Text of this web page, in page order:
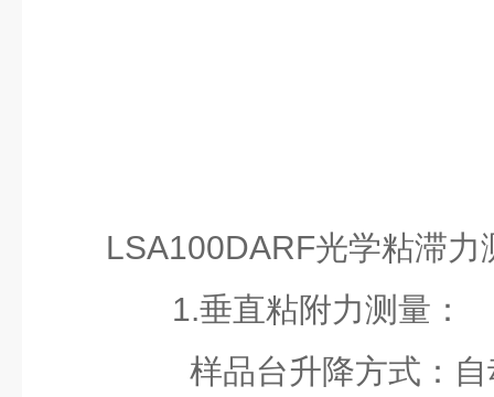
LSA100DARF光学粘滞
1.垂直粘附力测量：
样品台升降方式：自